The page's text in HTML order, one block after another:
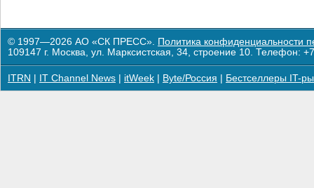
© 1997—2026 АО «СК ПРЕСС». Политика конфиденциальности
109147 г. Москва, ул. Марксистская, 34, строение 10. Телефон:
ITRN IT Channel News itWeek Byte/Россия Бестселлеры IT-